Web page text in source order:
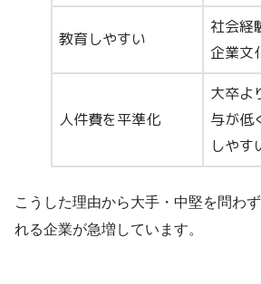
教育しやすい
社会経
企業文
人件費を平準化
大卒よ
与が低
しやす
こうした理由から大手・中堅を問わ
れる企業が急増しています。